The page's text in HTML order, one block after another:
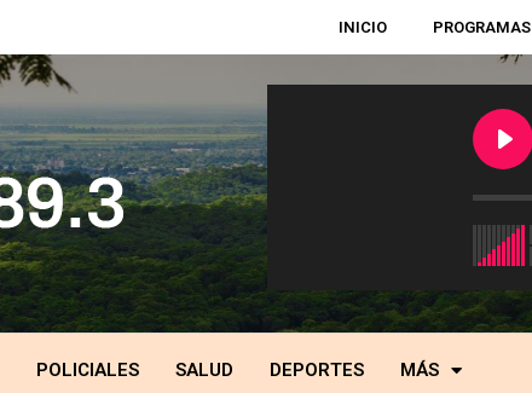
INICIO PROGRAMAS
POLICIALES SALUD DEPORTES MÁS